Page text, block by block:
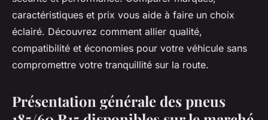
Maria•1 septembre 2025•6 min de lecture
caractéristiques et prix vous aide à faire un choix
éclairé. Découvrez comment allier qualité,
compatibilité et économies pour votre véhicule sans
compromettre votre tranquillité sur la route.
Présentation générale des pneus